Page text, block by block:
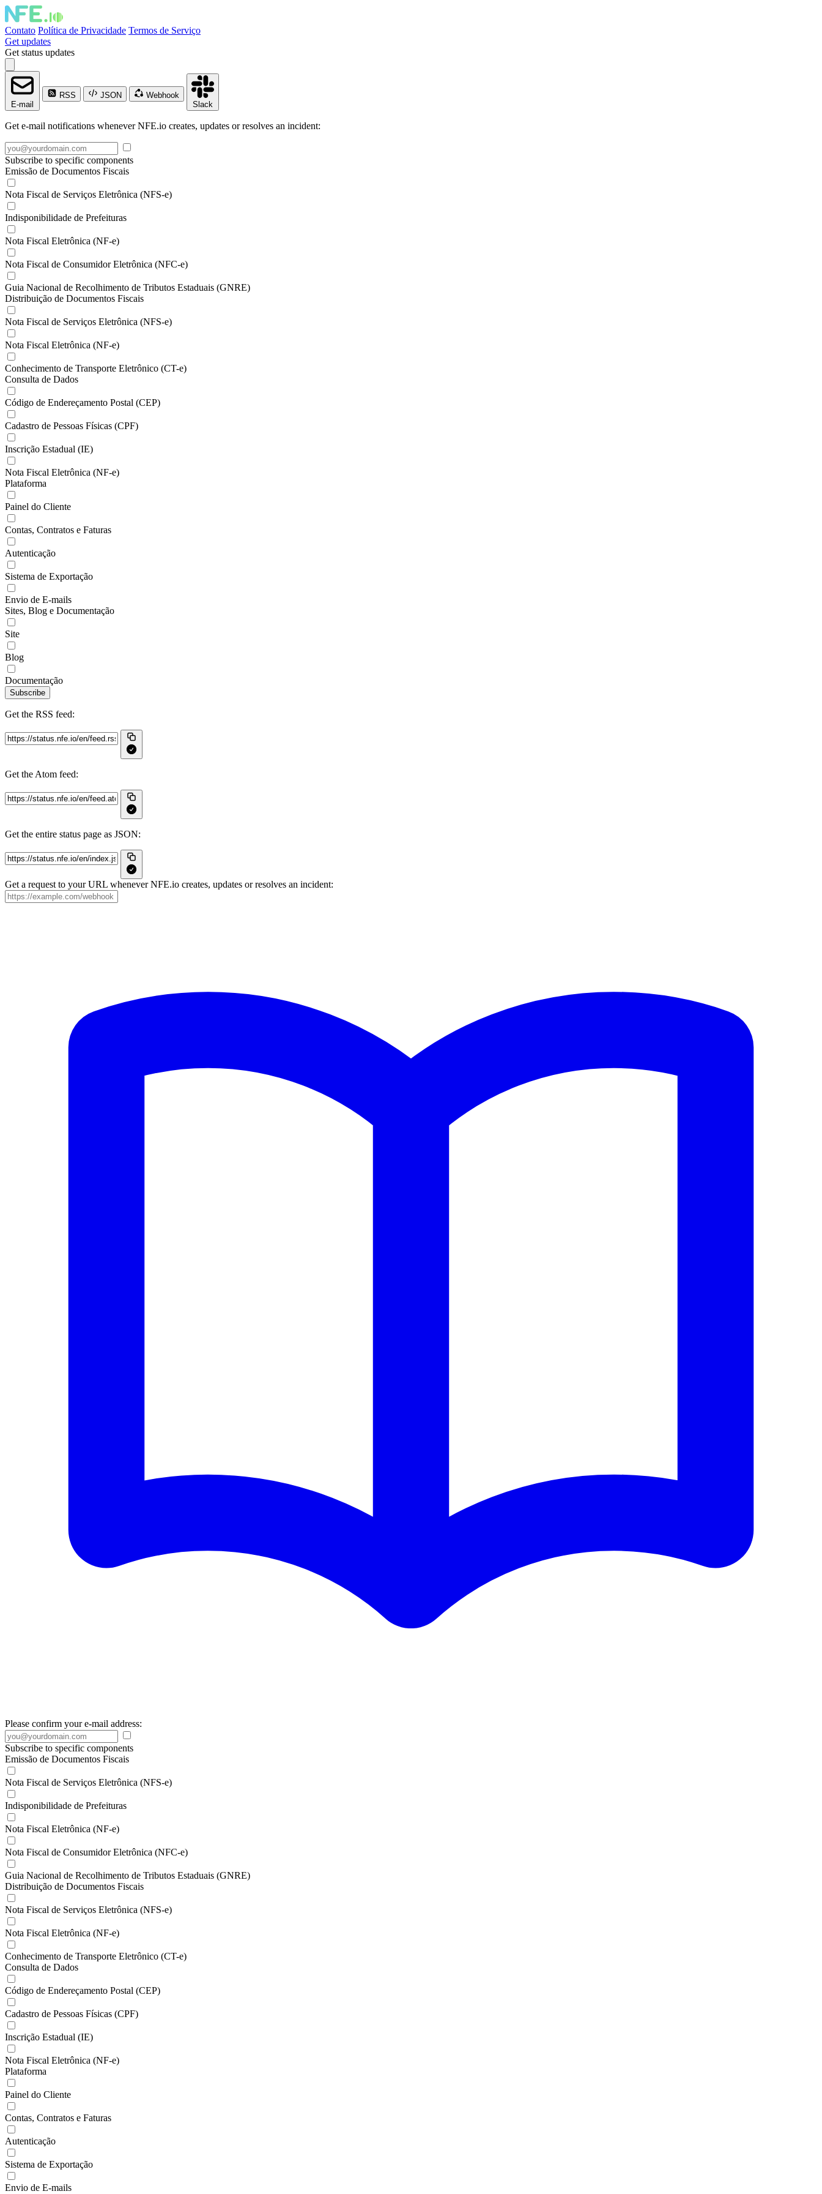
Contato Política de Privacidade Termos de Serviço
Get updates
Get status updates
E-mail
RSS JSON
Webhook
Slack
Get e-mail notifications whenever NFE.io creates, updates or resolves an incident:
Subscribe to specific components
Emissão de Documentos Fiscais
Nota Fiscal de Serviços Eletrônica (NFS-e)
Indisponibilidade de Prefeituras
Nota Fiscal Eletrônica (NF-e)
Nota Fiscal de Consumidor Eletrônica (NFC-e)
Guia Nacional de Recolhimento de Tributos Estaduais (GNRE)
Distribuição de Documentos Fiscais
Nota Fiscal de Serviços Eletrônica (NFS-e)
Nota Fiscal Eletrônica (NF-e)
Conhecimento de Transporte Eletrônico (CT-e)
Consulta de Dados
Código de Endereçamento Postal (CEP)
Cadastro de Pessoas Físicas (CPF)
Inscrição Estadual (IE)
Nota Fiscal Eletrônica (NF-e)
Plataforma
Painel do Cliente
Contas, Contratos e Faturas
Autenticação
Sistema de Exportação
Envio de E-mails
Sites, Blog e Documentação
Site
Blog
Documentação
Subscribe
Get the RSS feed:
Get the Atom feed:
Get the entire status page as JSON:
Get a request to your URL whenever NFE.io creates, updates or resolves an incident:
Please confirm your e-mail address:
Subscribe to specific components
Emissão de Documentos Fiscais
Nota Fiscal de Serviços Eletrônica (NFS-e)
Indisponibilidade de Prefeituras
Nota Fiscal Eletrônica (NF-e)
Nota Fiscal de Consumidor Eletrônica (NFC-e)
Guia Nacional de Recolhimento de Tributos Estaduais (GNRE)
Distribuição de Documentos Fiscais
Nota Fiscal de Serviços Eletrônica (NFS-e)
Nota Fiscal Eletrônica (NF-e)
Conhecimento de Transporte Eletrônico (CT-e)
Consulta de Dados
Código de Endereçamento Postal (CEP)
Cadastro de Pessoas Físicas (CPF)
Inscrição Estadual (IE)
Nota Fiscal Eletrônica (NF-e)
Plataforma
Painel do Cliente
Contas, Contratos e Faturas
Autenticação
Sistema de Exportação
Envio de E-mails